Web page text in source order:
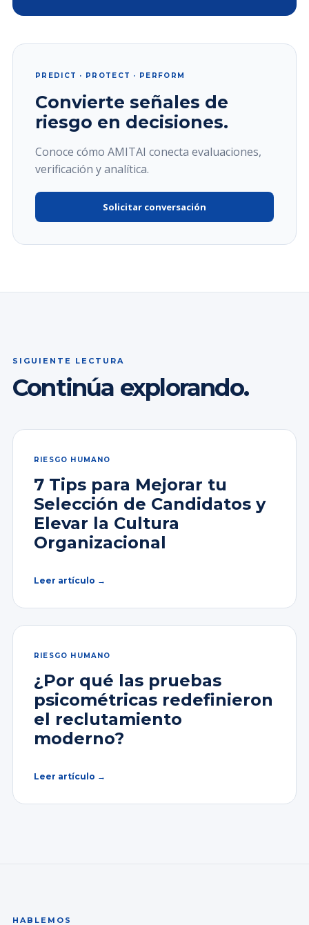
PREDICT · PROTECT · PERFORM
Convierte señales de
riesgo en decisiones.
Conoce cómo AMITAI conecta evaluaciones,
verificación y analítica.
Solicitar conversación
SIGUIENTE LECTURA
Continúa explorando.
RIESGO HUMANO
7 Tips para Mejorar tu
Selección de Candidatos y
Elevar la Cultura
Organizacional
Leer artículo →
RIESGO HUMANO
¿Por qué las pruebas
psicométricas redefinieron
el reclutamiento
moderno?
Leer artículo →
HABLEMOS